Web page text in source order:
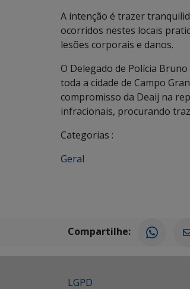
A intenção é trazer
ocorridos nestes locais
lesões corporais e danos.
O Delegado de Polícia
toda a cidade de Campo
compromisso da Deaij na
infracionais, procurando
Categorias :
Geral
Compartilhe:
LGPD